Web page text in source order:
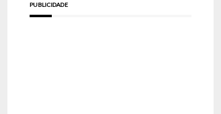
PUBLICIDADE